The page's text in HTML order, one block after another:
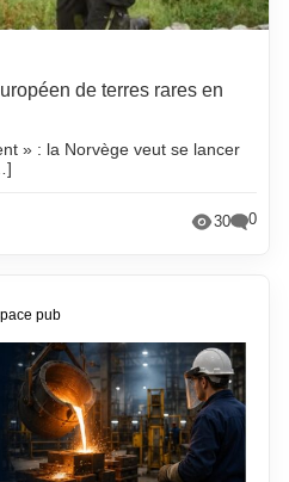
de terres rares en
» : la Norvège veut se lancer
30 0
pub